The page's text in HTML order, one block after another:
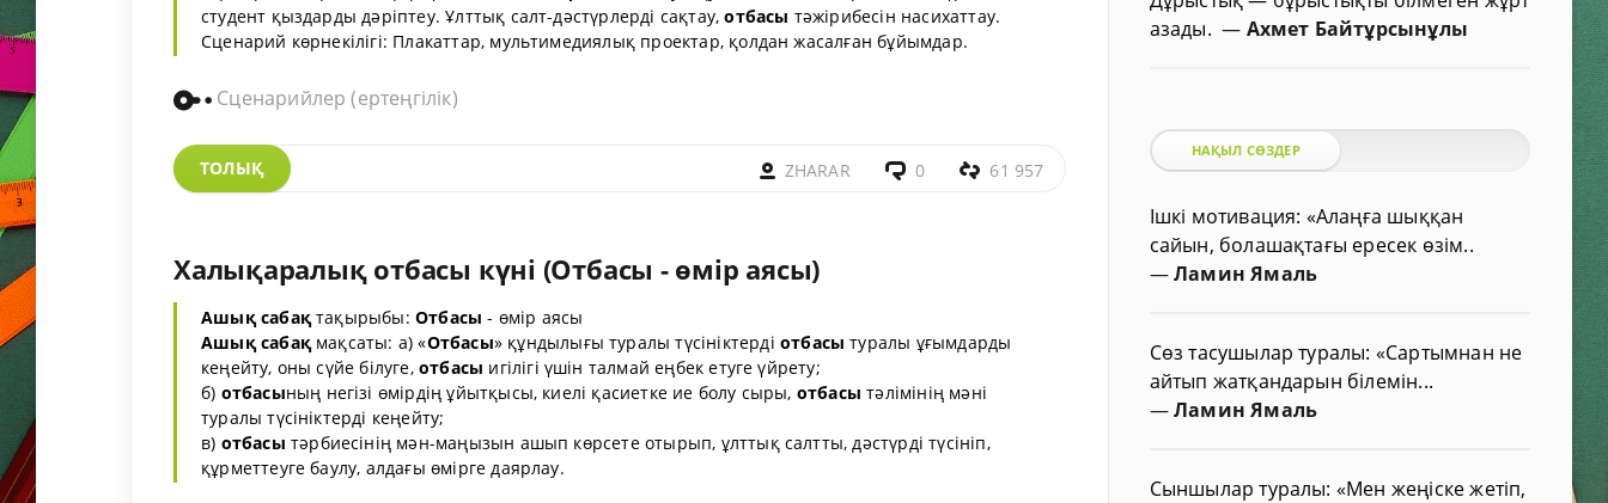
студент қыздарды дәріптеу. Ұлттық салт-дәстүрлерді сақтау,отбасы тәжірибесін насихаттау.
Сценарий көрнекілігі: Плакаттар, мультимедиялық проектар, қолдан жасалған бұйымдар.
Сценарийлер (ертеңгілік)
ТОЛЫҚ ZHARAR 0 61 957
Халықаралық отбасы күні (Отбасы - өмір аясы)
Ашық сабақтақырыбы:Отбасы - өмір аясы
Ашық сабақмақсаты: а) «Отбасы» құндылығы туралы түсініктерді отбасы туралы ұғымдарды
кеңейту, оны сүйе білуге, отбасы игілігі үшін талмай еңбек етуге үйрету;
б) отбасының негізі өмірдің ұйытқысы, киелі қасиетке ие болу сыры, отбасы тәлімінің мәні
туралы түсініктерді кеңейту;
в) отбасы тәрбиесінің мән-маңызын ашып көрсете отырып, ұлттық салтты, дәстүрді түсініп,
құрметтеуге баулу, алдағы өмірге даярлау.
азады.— Ахмет Байтұрсынұлы
НАҚЫЛ СӨЗДЕР
Ішкі мотивация: «Алаңға шыққан
сайын, болашақтағы ересек өзім..
—Ламин Ямаль
Сөз тасушылар туралы: «Сартымнан не
айтып жатқандарын білемін...
—Ламин Ямаль
Сыншылар туралы: «Мен жеңіске жетіп,